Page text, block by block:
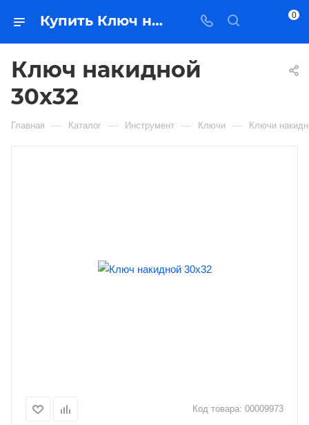
Купить Ключ накидной 30х32 в Якутске — цена, характеристики, подбор | Востоктехторг 0
Ключ накидной
30х32
Главная — Каталог — Инструмент — Ключи — Ключи
Код товара: 00009973